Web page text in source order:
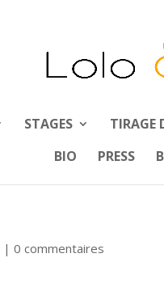
STAGES TIRAGE
BIO
PRESS
|0 commentaires